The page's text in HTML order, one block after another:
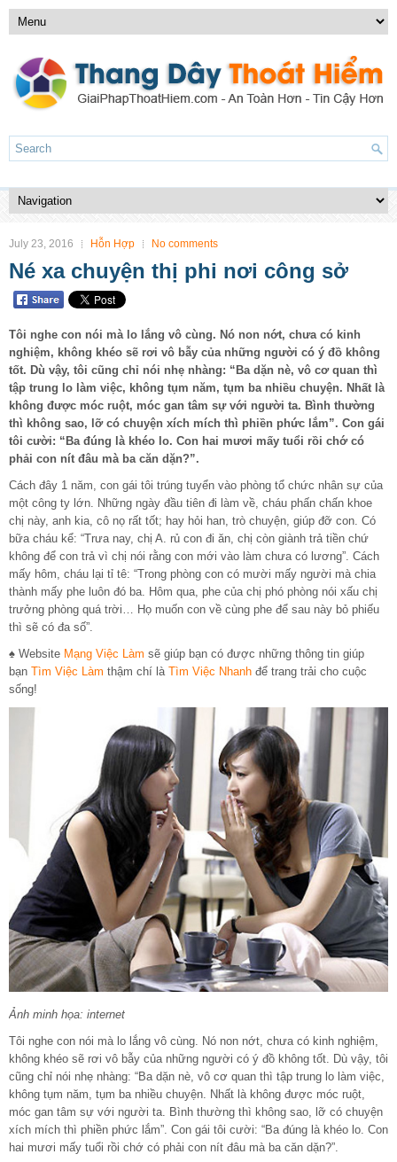
July 23, 2016 Hỗn Hợp No comments
Né xa chuyện thị phi nơi công sở
Tôi nghe con nói mà lo lắng vô cùng. Nó non nớt, chưa có kinh
nghiệm, không khéo sẽ rơi vô bẫy của những người có ý đồ không
tốt. Dù vậy, tôi cũng chỉ nói nhẹ nhàng: “Ba dặn nè, vô cơ quan thì
tập trung lo làm việc, không tụm năm, tụm ba nhiều chuyện. Nhất là
không được móc ruột, móc gan tâm sự với người ta. Bình thường
thì không sao, lỡ có chuyện xích mích thì phiền phức lắm”. Con gái
tôi cười: “Ba đúng là khéo lo. Con hai mươi mấy tuổi rồi chớ có
phải con nít đâu mà ba căn dặn?”.
Cách đây 1 năm, con gái tôi trúng tuyển vào phòng tổ chức nhân sự của
một công ty lớn. Những ngày đầu tiên đi làm về, cháu phấn chấn khoe
chị này, anh kia, cô nọ rất tốt; hay hỏi han, trò chuyện, giúp đỡ con. Có
bữa cháu kể: “Trưa nay, chị A. rủ con đi ăn, chị còn giành trả tiền chứ
không để con trả vì chị nói rằng con mới vào làm chưa có lương”. Cách
mấy hôm, cháu lại tỉ tê: “Trong phòng con có mười mấy người mà chia
thành mấy phe luôn đó ba. Hôm qua, phe của chị phó phòng nói xấu chị
trưởng phòng quá trời… Họ muốn con về cùng phe để sau này bỏ phiếu
thì sẽ có đa số”.
♠ Website Mạng Việc Làm sẽ giúp bạn có được những thông tin giúp
bạn Tìm Việc Làm thậm chí là Tìm Việc Nhanh để trang trải cho cuộc
sống!
Ảnh minh họa: internet
Tôi nghe con nói mà lo lắng vô cùng. Nó non nớt, chưa có kinh nghiệm,
không khéo sẽ rơi vô bẫy của những người có ý đồ không tốt. Dù vậy, tôi
cũng chỉ nói nhẹ nhàng: “Ba dặn nè, vô cơ quan thì tập trung lo làm việc,
không tụm năm, tụm ba nhiều chuyện. Nhất là không được móc ruột,
móc gan tâm sự với người ta. Bình thường thì không sao, lỡ có chuyện
xích mích thì phiền phức lắm”. Con gái tôi cười: “Ba đúng là khéo lo. Con
hai mươi mấy tuổi rồi chớ có phải con nít đâu mà ba căn dặn?”.